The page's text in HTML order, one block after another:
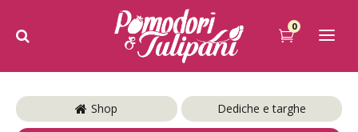
0
Shop Dediche e targhe